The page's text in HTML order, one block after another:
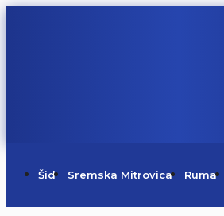
Šid Sremska Mitrovica Ruma